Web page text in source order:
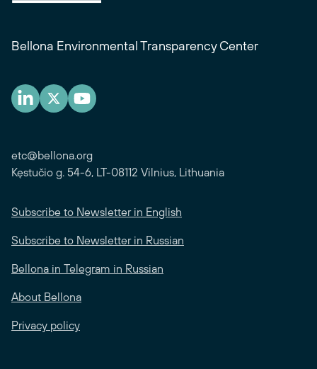
Bellona Environmental Transparency Center
etc@bellona.org
Kęstučio g. 54-6, LT-08112 Vilnius, Lithuania
Subscribe to Newsletter in English
Subscribe to Newsletter in Russian
Bellona in Telegram in Russian
About Bellona
Privacy policy